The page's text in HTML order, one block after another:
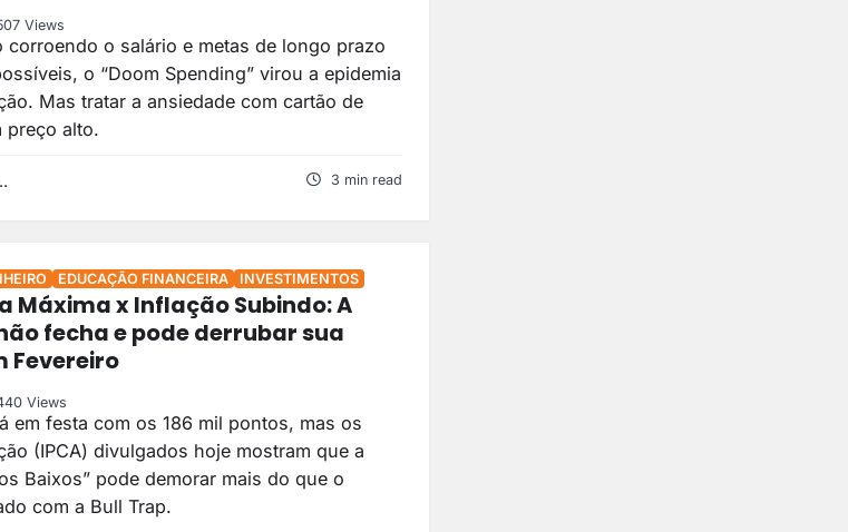
Views
corroendo o salário e metas de longo prazo
o “Doom Spending” virou a epidemia
Mas tratar a ansiedade com cartão de
preço alto.
3 min read
EDUCAÇÃO FINANCEIRA INVESTIMENTOS
Máxima x Inflação Subindo: A
fecha e pode derrubar sua
Fevereiro
Views
em festa com os 186 mil pontos, mas os
(IPCA) divulgados hoje mostram que a
Baixos” pode demorar mais do que o
com a Bull Trap.